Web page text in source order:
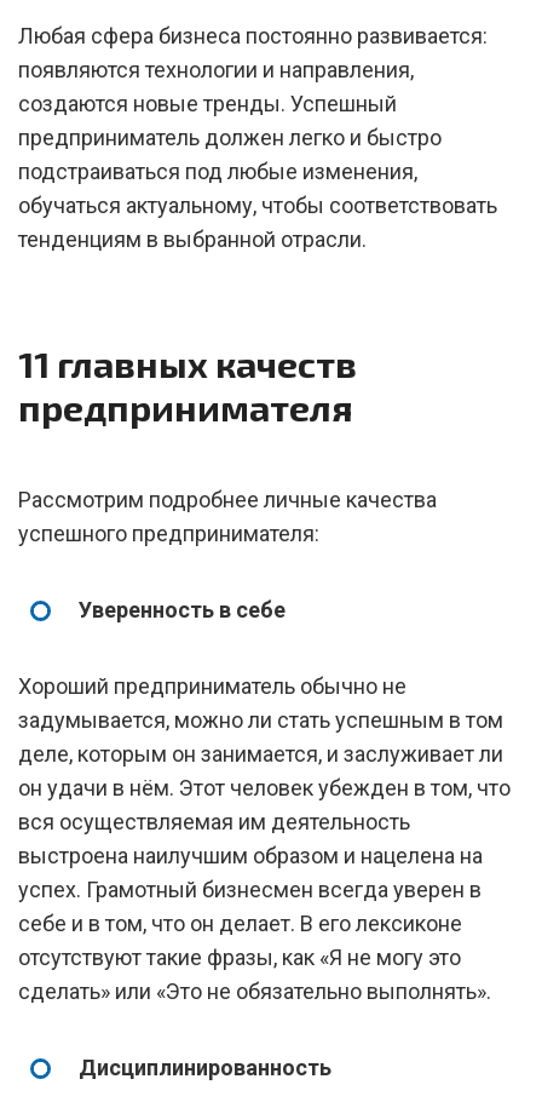
Любая сфера бизнеса постоянно развивается:
появляются технологии и направления,
создаются новые тренды. Успешный
предприниматель должен легко и быстро
подстраиваться под любые изменения,
обучаться актуальному, чтобы соответствовать
тенденциям в выбранной отрасли.
11 главных качеств
предпринимателя
Рассмотрим подробнее личные качества
успешного предпринимателя:
Уверенность в себе
Хороший предприниматель обычно не
задумывается, можно ли стать успешным в том
деле, которым он занимается, и заслуживает ли
он удачи в нём. Этот человек убежден в том, что
вся осуществляемая им деятельность
выстроена наилучшим образом и нацелена на
успех. Грамотный бизнесмен всегда уверен в
себе и в том, что он делает. В его лексиконе
отсутствуют такие фразы, как «Я не могу это
сделать» или «Это не обязательно выполнять».
Дисциплинированность